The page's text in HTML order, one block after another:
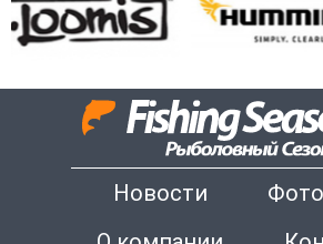
Новости